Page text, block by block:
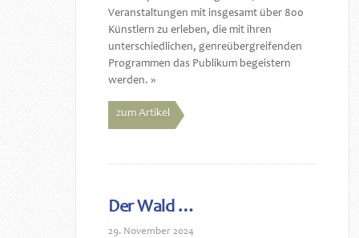
Veranstaltungen mit insgesamt über 800
Künstlern zu erleben, die mit ihren
unterschiedlichen, genreübergreifenden
Programmen das Publikum begeistern
werden. »
zum Artikel
Der Wald …
29. November 2024